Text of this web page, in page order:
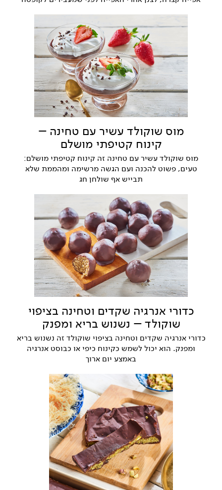
מוס שוקולד עשיר עם טחינה –
קינוח קטיפתי מושלם
מוס שוקולד עשיר עם טחינה זה קינוח קטיפתי מושלם:
טעים, פשוט להכנה ועם הגשה מרשימה ומהממת שלא
תבייש אף שולחן חג
כדורי אנרגיה שקדים וטחינה בציפוי
שוקולד – נשנוש בריא ומפנק
כדורי אנרגיה שקדים וטחינה בציפוי שוקולד זה נשנוש בריא
ומפנק. הוא יכול לשמש כקינוח כיפי או כבוסט אנרגיה
באמצע יום ארוך